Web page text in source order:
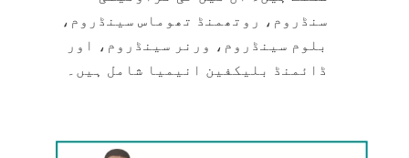
سنڈروم، روتھمنڈ تھوماس سینڈروم،
بلوم سینڈروم، ورنر سینڈروم، اور
ڈائمنڈ بلیکفین انیمیا شامل ہیں۔